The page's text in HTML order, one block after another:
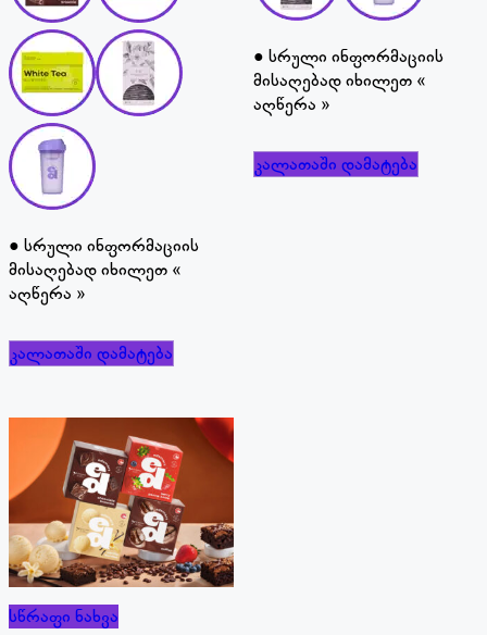
● სრული ინფორმაციის
მისაღებად იხილეთ «
აღწერა »
კალათაში დამატება
● სრული ინფორმაციის
მისაღებად იხილეთ «
აღწერა »
კალათაში დამატება
სწრაფი ნახვა